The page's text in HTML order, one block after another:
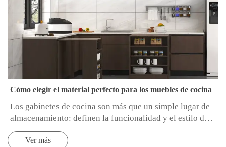
Cómo elegir el material perfecto para los muebles de cocina
Los gabinetes de cocina son más que un simple lugar de
almacenamiento: definen la funcionalidad y el estilo de
tu cocina. Elegir el material adecuado es esencial para
garantizar la durabilidad, la practicidad y un diseño
Ver más